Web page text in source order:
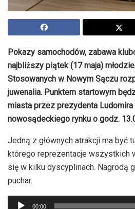
Pokazy samochodów, zabawa
najbliższy piątek (17 maja)
Stosowanych w Nowym Sączu
juwenalia. Punktem startowym
miasta przez prezydenta Ludomira
nowosądeckiego rynku o godz.
Jedną z głównych atrakcji ma być
którego reprezentacje wszystkich
się w kilku dyscyplinach. Nagrodą
puchar.
Odtwarzacz
00:00